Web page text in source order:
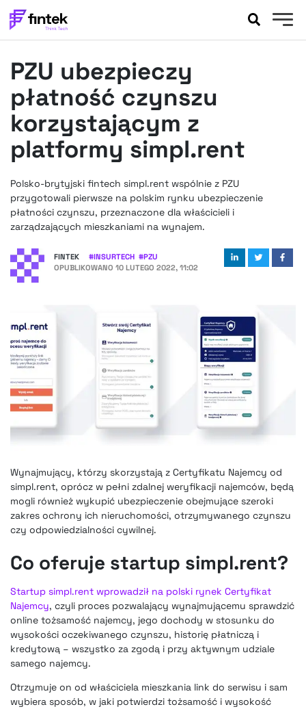
BANKOWOŚĆ
EVENTY
FELIETONY
WYWIADY
LEGAL
FINTEKEXTRA
OKIEM EKSPERTA
PZU ubezpieczy
płatność czynszu
korzystającym z
platformy simpl.rent
Polsko-brytyjski fintech simpl.rent wspólnie z PZU
przygotowali pierwsze na polskim rynku ubezpieczenie
płatności czynszu, przeznaczone dla właścicieli i
zarządzających mieszkaniami na wynajem.
FINTEK #INSURTECH #PZU
OPUBLIKOWANO 10 LUTEGO 2022, 11:02
Wynajmujący, którzy skorzystają z Certyfikatu Najemcy od
simpl.rent, oprócz w pełni zdalnej weryfikacji najemców, będą
mogli również wykupić ubezpieczenie obejmujące szeroki
zakres ochrony ich nieruchomości, otrzymywanego czynszu
czy odpowiedzialności cywilnej.
Co oferuje startup simpl.rent?
Startup simpl.rent wprowadził na polski rynek Certyfikat
Najemcy, czyli proces pozwalający wynajmującemu sprawdzić
online tożsamość najemcy, jego dochody w stosunku do
wysokości oczekiwanego czynszu, historię płatniczą i
kredytową – wszystko za zgodą i przy aktywnym udziale
samego najemcy.
Otrzymuje on od właściciela mieszkania link do serwisu i sam
wybiera sposób, w jaki potwierdzi tożsamość i wysokość